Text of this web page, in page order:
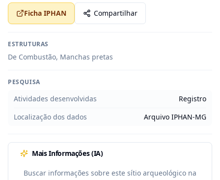
Ficha IPHAN Compartilhar
ESTRUTURAS
De Combustão, Manchas pretas
PESQUISA
Atividades desenvolvidas
Registro
Localização dos dados
Arquivo IPHAN-MG
Mais Informações (IA)
Buscar informações sobre este sítio arqueológico na